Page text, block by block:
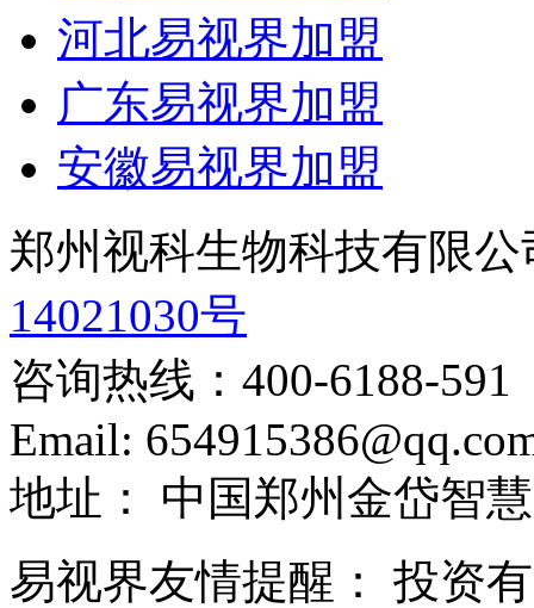
河北易视界加盟
广东易视界加盟
安徽易视界加盟
郑州视科生物科技有限
14021030号
咨询热线： 400-6188-591
Email:
地址：
中国郑州金岱智
易视界友情提醒：
投资